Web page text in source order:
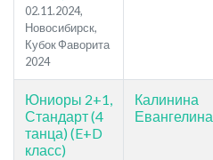
02.11.2024,
Новосибирск,
Кубок Фаворита
2024
Юниоры 2+1,
Стандарт (4
танца) (E+D
класс)
Калинина
Евангелина